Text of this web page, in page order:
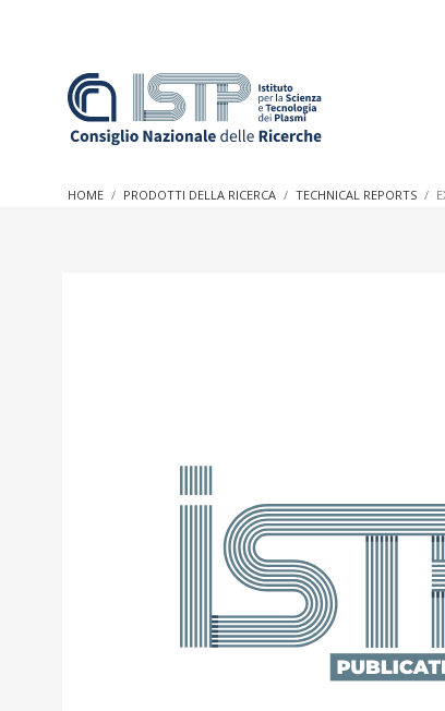
HOME PRODOTTI DELLA RICERCA TECHNICAL REPORTS